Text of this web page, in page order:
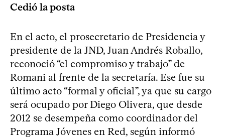
Cedió la posta
En el acto, el prosecretario de Presidencia y
presidente de la JND, Juan Andrés Roballo,
reconoció “el compromiso y trabajo” de
Romani al frente de la secretaría. Ese fue su
último acto “formal y oficial”, ya que su cargo
será ocupado por Diego Olivera, que desde
2012 se desempeña como coordinador del
Programa Jóvenes en Red, según informó